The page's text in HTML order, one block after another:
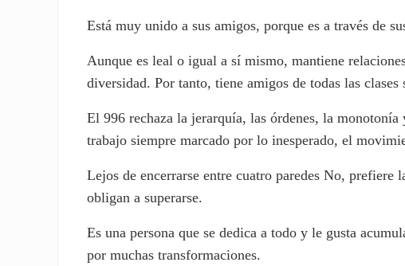
Está muy unido a sus amigos, porque es a través de
Aunque es leal o igual a sí mismo, mantiene
diversidad. Por tanto, tiene amigos de todas las
El 996 rechaza la jerarquía, las órdenes, la
trabajo siempre marcado por lo inesperado, el
Lejos de encerrarse entre cuatro paredes No, prefiere
obligan a superarse.
Es una persona que se dedica a todo y le gusta
por muchas transformaciones.